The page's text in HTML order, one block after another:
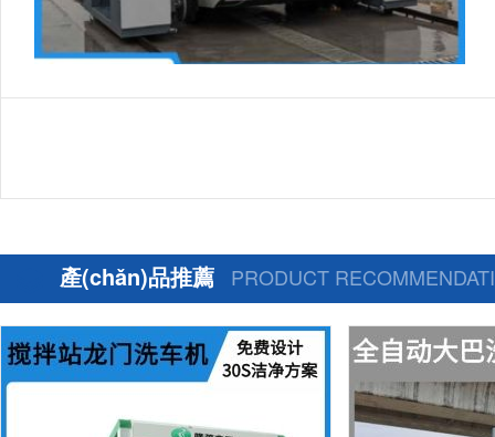
產(chǎn)品推薦 PRODUCT